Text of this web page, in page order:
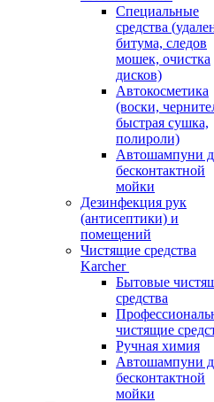
Специальные
средства
битума, следов
мошек, очистка
дисков)
Автокосметика
(воски,
быстрая сушка,
полироли)
Автошампуни
бесконтактной
мойки
Дезинфекция рук
(антисептики) и
помещений
Чистящие средства
Karcher
Бытовые
средства
чистящие
Ручная химия
Автошампуни
бесконтактной
мойки